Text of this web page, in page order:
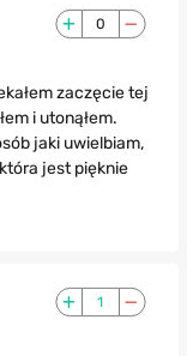
0
zaczęcie tej
i utonąłem.
jaki uwielbiam,
jest pięknie
1